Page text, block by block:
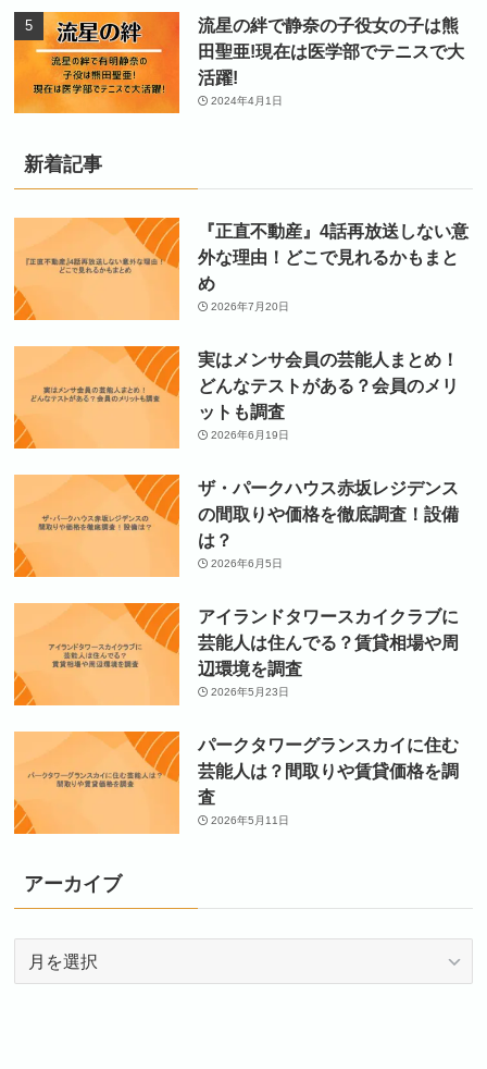
流星の絆で静奈の子役女の子は熊
田聖亜!現在は医学部でテニスで大
活躍!
2024年4月1日
新着記事
『正直不動産』4話再放送しない意
外な理由！どこで見れるかもまと
め
2026年7月20日
実はメンサ会員の芸能人まとめ！
どんなテストがある？会員のメリ
ットも調査
2026年6月19日
ザ・パークハウス赤坂レジデンス
の間取りや価格を徹底調査！設備
は？
2026年6月5日
アイランドタワースカイクラブに
芸能人は住んでる？賃貸相場や周
辺環境を調査
2026年5月23日
パークタワーグランスカイに住む
芸能人は？間取りや賃貸価格を調
査
2026年5月11日
アーカイブ